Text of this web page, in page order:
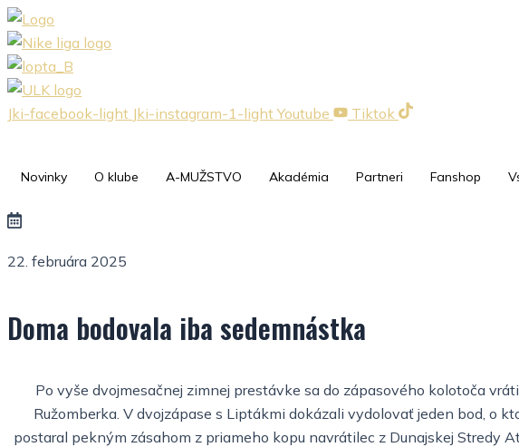
Preskočiť
na
obsah
Jki-facebook-light Jki-instagram-1-light Youtube Tiktok
Novinky O klube A-MUŽSTVO Akadémia Partneri Fanshop
22. februára 2025
Doma bodovala iba sedemnástka
Po vyše dvojmesačnej zimnej prestávke sa do zápasového kolotoča
Ružomberka. V dvojzápase s Liptákmi dokázali vydolovať jeden bod, o
postaral pekným zásahom z priameho kopu navrátilec z Dunajskej Stredy